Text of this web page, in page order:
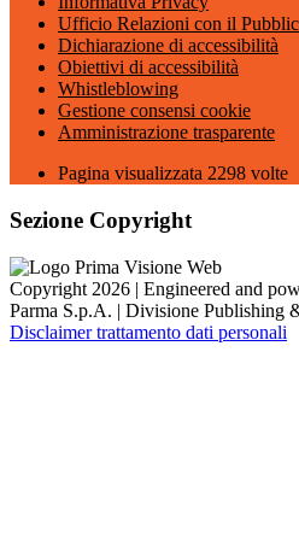
Ufficio Relazioni con il
Dichiarazione di accessibilità
Obiettivi di accessibilità
Whistleblowing
Gestione consensi cookie
Amministrazione trasparente
Pagina visualizzata 2298 volte
Sezione Copyright
Copyright 2026 | Engineered and
Parma S.p.A. | Divisione Publishing
Disclaimer trattamento dati personali